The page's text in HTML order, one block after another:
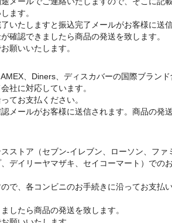
ます。
いたしますと振込完了メールがお客様に送
確認できましたら商品の発送を致します。
願いいたします。
、Diners、ディスカバーの国際ブランド
社に対応しています。
てお支払ください。
メールがお客様に送信されます。商品の発
ストア（セブン-イレブン、ローソン、ファ
デイリーヤマザキ、セイコーマート）での
で、各コンビニのお手続きに沿ってお支払
したら商品の発送を致します。